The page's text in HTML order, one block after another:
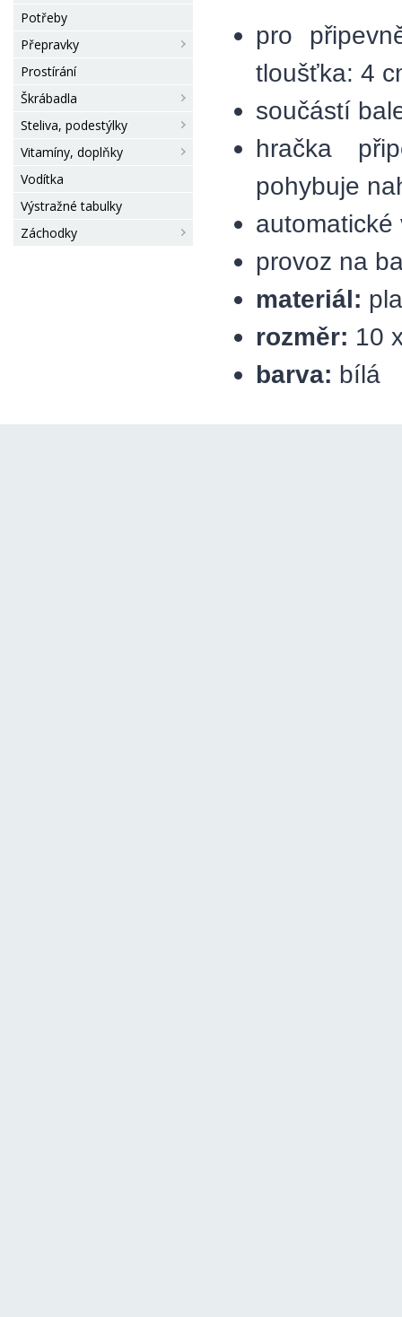
Potřeby
Přepravky
Prostírání
Škrábadla
Steliva, podestýlky
Vitamíny, doplňky
Vodítka
Výstražné tabulky
Záchodky
pro
tloušťka: 4
součástí
hračka
pohybuje
provoz na
materiál:
rozměr: 10
barva: bílá